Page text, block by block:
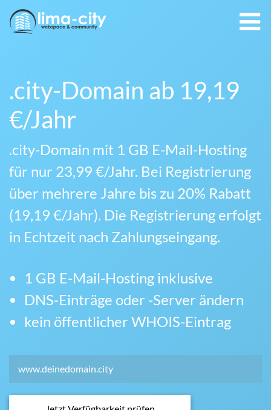
.city-Domain ab 19,19
€/Jahr
.city-Domain mit 1 GB E-Mail-Hosting
für nur 23,99 €/Jahr. Bei Registrierung
über mehrere Jahre bis zu 20% Rabatt
(19,19 €/Jahr). Die Registrierung erfolgt
in Echtzeit nach Zahlungseingang.
1 GB E-Mail-Hosting inklusive
DNS-Einträge oder -Server ändern
kein öffentlicher WHOIS-Eintrag